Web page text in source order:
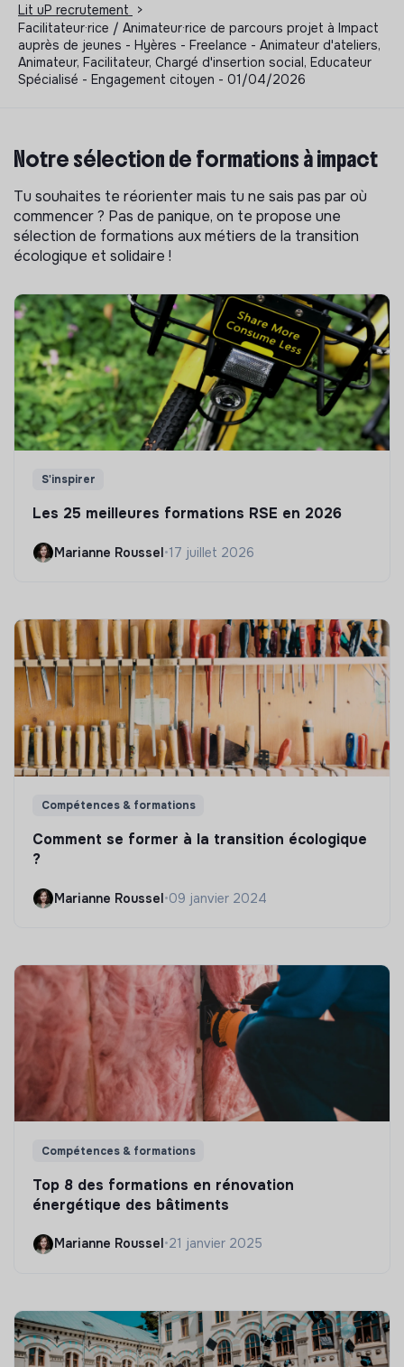
Lit uP recrutement
>
Facilitateur·rice / Animateur·rice de parcours projet à Impact
auprès de jeunes - Hyères - Freelance - Animateur d'ateliers,
Animateur, Facilitateur, Chargé d'insertion social, Educateur
Spécialisé - Engagement citoyen - 01/04/2026
Notre sélection de formations à impact
Tu souhaites te réorienter mais tu ne sais pas par où
commencer ? Pas de panique, on te propose une
sélection de formations aux métiers de la transition
écologique et solidaire !
S'inspirer
Les 25 meilleures formations RSE en 2026
Marianne Roussel•17 juillet 2026
Compétences & formations
Comment se former à la transition écologique
?
Marianne Roussel•09 janvier 2024
Compétences & formations
Top 8 des formations en rénovation
énergétique des bâtiments
Marianne Roussel•21 janvier 2025